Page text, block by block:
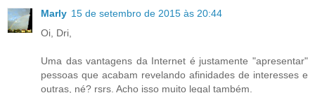
Marly 15 de setembro de 2015 às 20:44
Oi, Dri,
Uma das vantagens da Internet é justamente "apresentar"
pessoas que acabam revelando afinidades de interesses e
outras, né? rsrs. Acho isso muito legal também.